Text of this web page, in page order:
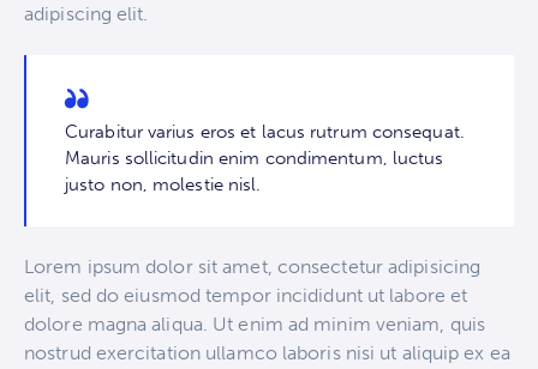
adipiscing elit.
Curabitur varius eros et lacus rutrum consequat.
Mauris sollicitudin enim condimentum, luctus
justo non, molestie nisl.
Lorem ipsum dolor sit amet, consectetur adipisicing
elit, sed do eiusmod tempor incididunt ut labore et
dolore magna aliqua. Ut enim ad minim veniam, quis
nostrud exercitation ullamco laboris nisi ut aliquip ex ea